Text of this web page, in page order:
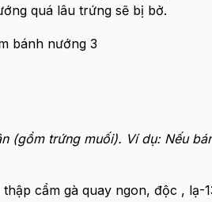
quá lâu trứng sẽ bị bở.
(gồm trứng muối). Ví dụ: Nếu